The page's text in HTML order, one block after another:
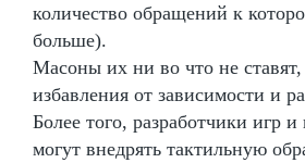
количество обращений к
больше).
Масоны их ни во что не
избавления от зависимости и
Более того, разработчики игр
могут внедрять тактильную